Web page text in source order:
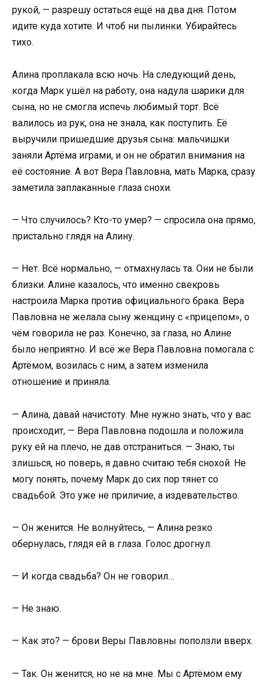
рукой, — разрешу остаться ещё на два дня. Потом
идите куда хотите. И чтоб ни пылинки. Убирайтесь
тихо.
Алина проплакала всю ночь. На следующий день,
когда Марк ушёл на работу, она надула шарики для
сына, но не смогла испечь любимый торт. Всё
валилось из рук, она не знала, как поступить. Её
выручили пришедшие друзья сына: мальчишки
заняли Артёма играми, и он не обратил внимания на
её состояние. А вот Вера Павловна, мать Марка, сразу
заметила заплаканные глаза снохи.
— Что случилось? Кто-то умер? — спросила она прямо,
пристально глядя на Алину.
— Нет. Всё нормально, — отмахнулась та. Они не были
близки. Алине казалось, что именно свекровь
настроила Марка против официального брака. Вера
Павловна не желала сыну женщину с «прицепом», о
чём говорила не раз. Конечно, за глаза, но Алине
было неприятно. И всё же Вера Павловна помогала с
Артёмом, возилась с ним, а затем изменила
отношение и приняла.
— Алина, давай начистоту. Мне нужно знать, что у вас
происходит, — Вера Павловна подошла и положила
руку ей на плечо, не дав отстраниться. — Знаю, ты
злишься, но поверь, я давно считаю тебя снохой. Не
могу понять, почему Марк до сих пор тянет со
свадьбой. Это уже не приличие, а издевательство.
— Он женится. Не волнуйтесь, — Алина резко
обернулась, глядя ей в глаза. Голос дрогнул.
— И когда свадьба? Он не говорил…
— Не знаю.
— Как это? — брови Веры Павловны поползли вверх.
— Так. Он женится, но не на мне. Мы с Артёмом ему